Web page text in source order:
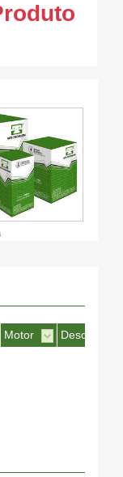
Motor Desc. Motor